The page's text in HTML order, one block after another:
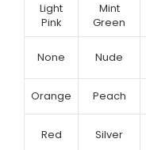
Light
Pink
Mint
Green
None Nude
Orange Peach
Red Silver